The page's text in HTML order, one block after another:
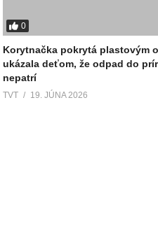
0
Korytnačka pokrytá plastovým
ukázala deťom, že odpad do
nepatrí
TVT 19. JÚNA 2026